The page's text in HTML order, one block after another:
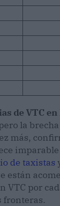
de VTC
la
más,
imparable
de taxistas
están
VTC por
fronteras.